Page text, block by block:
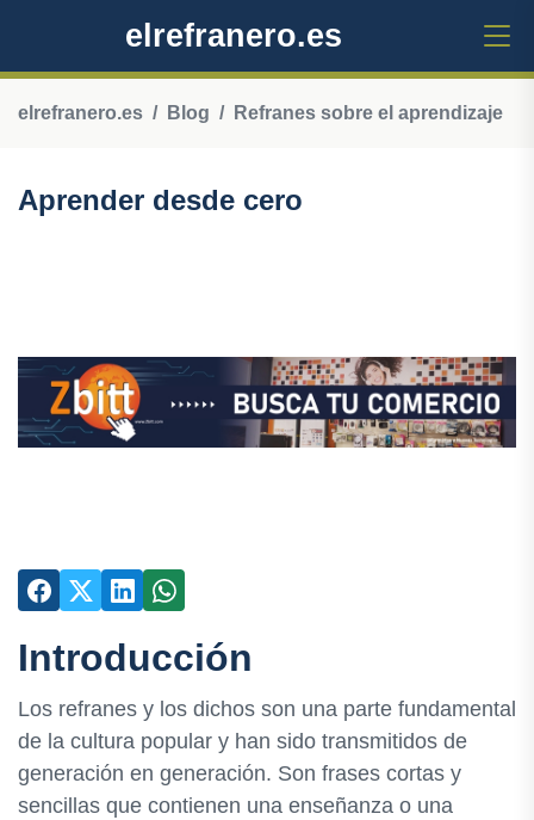
elrefranero.es
elrefranero.es Blog Refranes sobre el aprendizaje
Aprender desde cero
Introducción
Los refranes y los dichos son una parte fundamental
de la cultura popular y han sido transmitidos de
generación en generación. Son frases cortas y
sencillas que contienen una enseñanza o una